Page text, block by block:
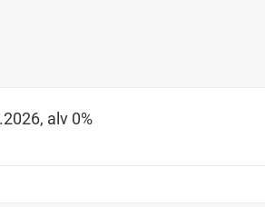
alv 0%